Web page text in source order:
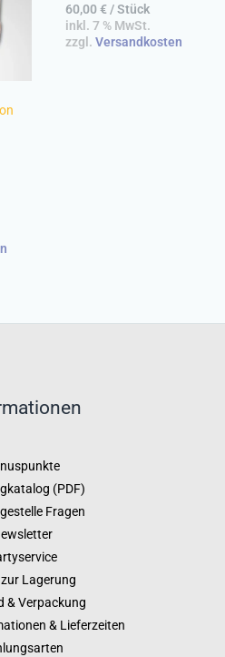
60,00€/Stück
inkl. 7 % MwSt.
zzgl. Versandkosten
(PDF)
Fragen
Lagerung
& Verpackung
& Lieferzeiten